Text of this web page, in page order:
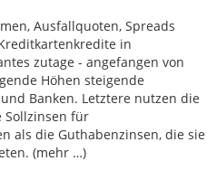
Ausfallquoten, Spreads
in
zutage - angefangen von
Höhen steigende
Banken. Letztere nutzen die
Sollzinsen für
als die Guthabenzinsen, die sie
(mehr …)